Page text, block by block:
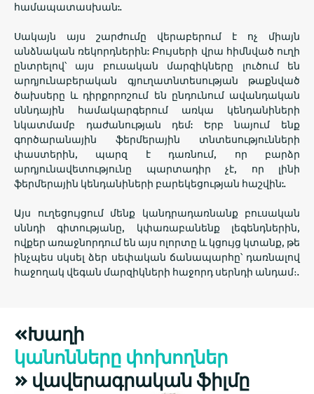
համապատասխան:.
Սակայն այս շարժումը վերաբերում է ոչ միայն
անձնական ռեկորդներին: Բույսերի վրա հիմնված ուղի
ընտրելով՝ այս բուսական մարզիկները լուծում են
արդյունաբերական գյուղատնտեսության թաքնված
ծախսերը և դիրքորոշում են ընդունում ավանդական
սննդային համակարգերում առկա կենդանիների
նկատմամբ դաժանության դեմ: Երբ նայում ենք
գործարանային ֆերմերային տնտեսությունների
փաստերին, պարզ է դառնում, որ բարձր
արդյունավետությունը պարտադիր չէ, որ լինի
ֆերմերային կենդանիների բարեկեցության հաշվին:.
Այս ուղեցույցում մենք կանդրադառնանք բուսական
սննդի գիտությանը, կփառաբանենք լեգենդներին,
ովքեր առաջնորդում են այս ոլորտը և կցույց կտանք, թե
ինչպես սկսել ձեր սեփական ճանապարհը՝ դառնալով
հաջողակ վեգան մարզիկների հաջորդ սերնդի անդամ։.
«Խաղի
կանոնները փոխողներ
» վավերագրական ֆիլմը